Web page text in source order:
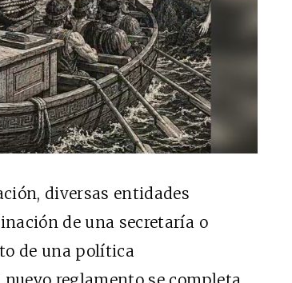
diversas entidades
de una secretaría o
de una política